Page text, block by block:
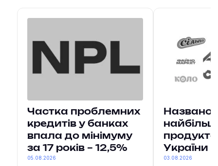
Частка проблемних
кредитів у банках
впала до мінімуму
за 17 років – 12,5%
05.08.2026
Названо
України
03.08.2026